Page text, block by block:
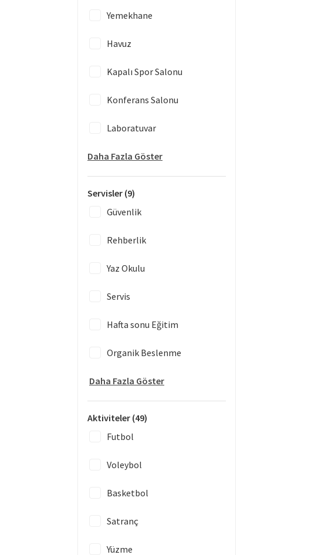
Yemekhane
Havuz
Kapalı Spor Salonu
Konferans Salonu
Laboratuvar
Daha Fazla Göster
Servisler (9)
Güvenlik
Rehberlik
Yaz Okulu
Servis
Hafta sonu Eğitim
Organik Beslenme
Daha Fazla Göster
Aktiviteler (49)
Futbol
Voleybol
Basketbol
Satranç
Yüzme